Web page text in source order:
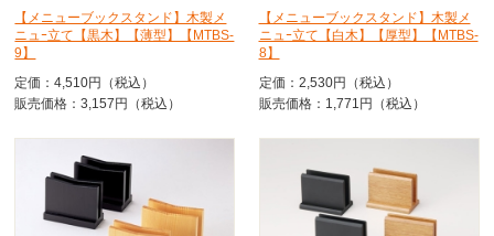
【メニューブックスタンド】木製メ
ニュｰ立て【黒木】【薄型】【MTBS-
9】
定価：4,510円（税込）
販売価格：3,157円（税込）
【メニューブックスタンド】木製メ
ニュｰ立て【白木】【厚型】【MTBS-
8】
定価：2,530円（税込）
販売価格：1,771円（税込）